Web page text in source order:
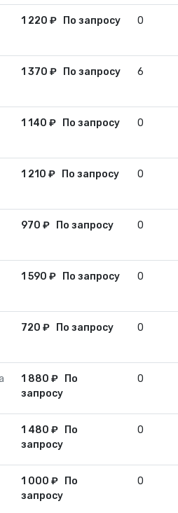
1 220 ₽ По запросу 0
1 370 ₽ По запросу 6
1 140 ₽ По запросу 0
1 210 ₽ По запросу 0
970 ₽ По запросу 0
1 590 ₽ По запросу 0
720 ₽ По запросу 0
1 880 ₽
По
запросу
0
1 480 ₽
По
запросу
0
1 000 ₽
По
запросу
0